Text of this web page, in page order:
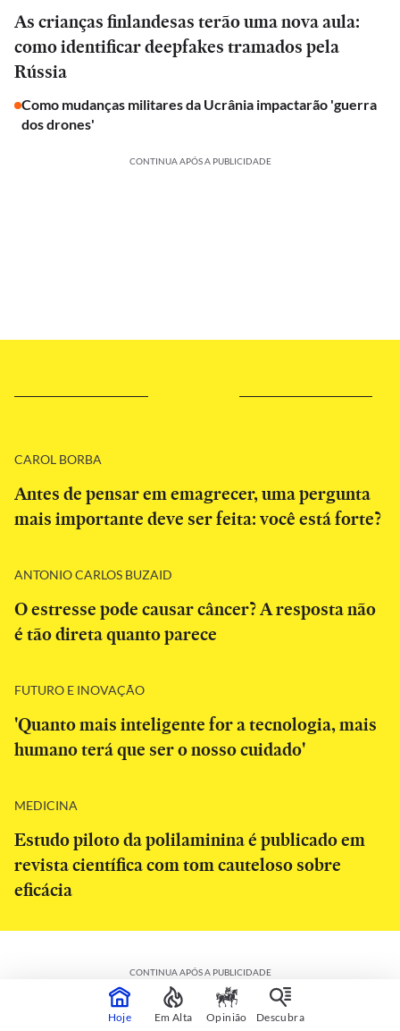
As crianças finlandesas terão uma nova aula:
como identificar deepfakes tramados pela
Rússia
Como mudanças militares da Ucrânia impactarão 'guerra
dos drones'
CONTINUA APÓS A PUBLICIDADE
CAROL BORBA
Antes de pensar em emagrecer, uma pergunta
mais importante deve ser feita: você está forte?
ANTONIO CARLOS BUZAID
O estresse pode causar câncer? A resposta não
é tão direta quanto parece
FUTURO E INOVAÇÃO
'Quanto mais inteligente for a tecnologia, mais
humano terá que ser o nosso cuidado'
MEDICINA
Estudo piloto da polilaminina é publicado em
revista científica com tom cauteloso sobre
eficácia
CONTINUA APÓS A PUBLICIDADE
Hoje Em Alta Opinião Descubra